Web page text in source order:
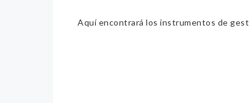
Aquí encontrará los instrumentos de